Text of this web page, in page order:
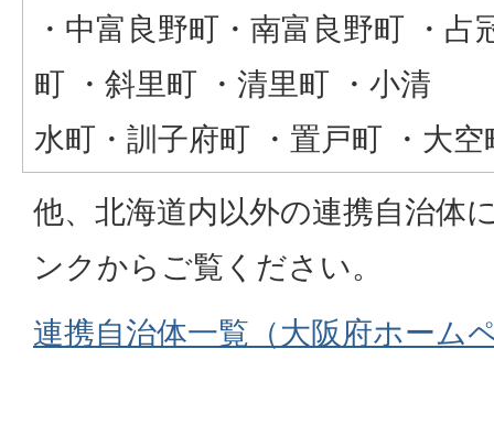
・中富良野町・南富良野町 ・
町 ・斜里町 ・清里町 ・小清
水町・訓子府町 ・置戸町 ・大
他、北海道内以外の連携自治体
ンクからご覧ください。
連携自治体一覧（大阪府ホーム